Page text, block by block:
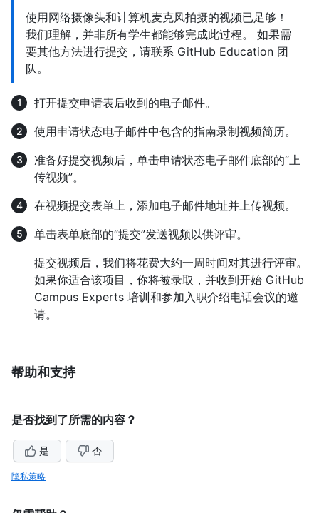
使用网络摄像头和计算机麦克风拍摄的视频已足够！
我们理解，并非所有学生都能够完成此过程。 如果需
要其他方法进行提交，请联系 GitHub Education 团
队。
打开提交申请表后收到的电子邮件。
使用申请状态电子邮件中包含的指南录制视频简历。
准备好提交视频后，单击申请状态电子邮件底部的“上
传视频”。
在视频提交表单上，添加电子邮件地址并上传视频。
单击表单底部的“提交”发送视频以供评审。
提交视频后，我们将花费大约一周时间对其进行评审。
如果你适合该项目，你将被录取，并收到开始 GitHub
Campus Experts 培训和参加入职介绍电话会议的邀
请。
帮助和支持
是否找到了所需的内容？
是 否
隐私策略